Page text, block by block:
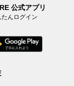
公式アプリ
んログイン